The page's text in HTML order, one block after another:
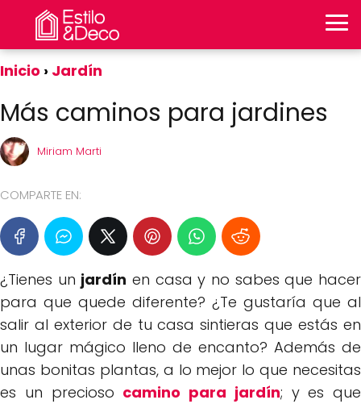
Inicio Jardín
Más caminos para jardines
Miriam Marti
COMPARTE EN:
¿Tienes un jardín en casa y no sabes que hacer
para que quede diferente? ¿Te gustaría que al
salir al exterior de tu casa sintieras que estás en
un lugar mágico lleno de encanto? Además de
unas bonitas plantas, a lo mejor lo que necesitas
es un precioso camino para jardín; y es que